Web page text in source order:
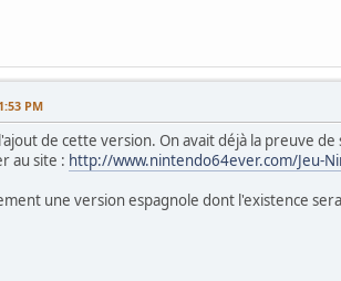
PM
de cette version. On avait déjà la preuve de
au site : http://www.nintendo64ever.com/Jeu-
une version espagnole dont l'existence